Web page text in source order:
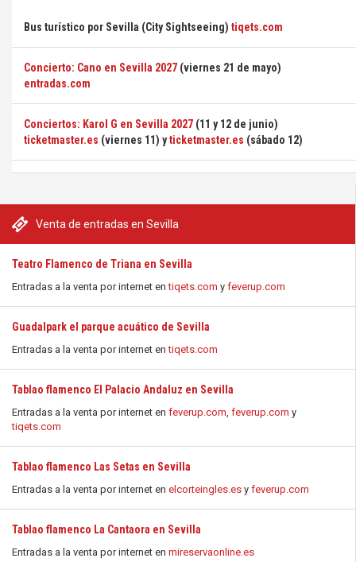
Venta de entradas en Sevilla
Teatro Flamenco de Triana en Sevilla
Entradas a la venta por internet entiqets.com y feverup.com
Guadalpark el parque acuático de Sevilla
Entradas a la venta por internet entiqets.com
Tablao flamenco El Palacio Andaluz en Sevilla
Entradas a la venta por internet en feverup.com, feverup.com y
tiqets.com
Tablao flamenco Las Setas en Sevilla
Entradas a la venta por internet en elcorteingles.es y feverup.com
Tablao flamenco La Cantaora en Sevilla
Entradas a la venta por internet en mireservaonline.es
Bus turístico por Sevilla (City Sightseeing) tiqets.com
Concierto: Cano en Sevilla 2027 (viernes 21 de mayo)
entradas.com
Conciertos: Karol G en Sevilla 2027 (11 y 12 de junio)
ticketmaster.es (viernes 11) yticketmaster.es (sábado 12)